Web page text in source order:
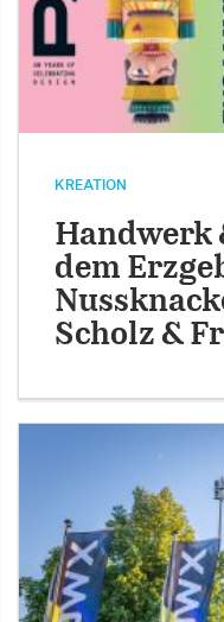
KREATION
Handwerk
dem
Scholz &